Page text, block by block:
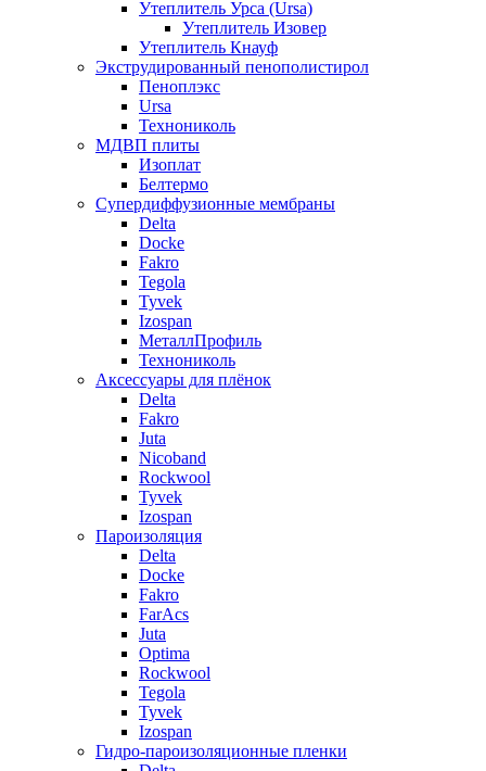
Утеплитель Урса (Ursa)
Утеплитель Изовер
Утеплитель Кнауф
Экструдированный пенополистирол
Пеноплэкс
Ursa
Технониколь
МДВП плиты
Изоплат
Белтермо
Супердиффузионные мембраны
Delta
Docke
Fakro
Tegola
Tyvek
Izospan
МеталлПрофиль
Технониколь
Аксессуары для плёнок
Delta
Fakro
Juta
Nicoband
Rockwool
Tyvek
Izospan
Пароизоляция
Delta
Docke
Fakro
FarAcs
Juta
Optima
Rockwool
Tegola
Tyvek
Izospan
Гидро-пароизоляционные пленки